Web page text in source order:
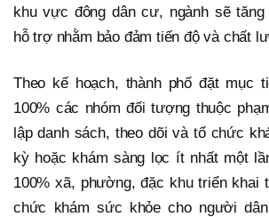
khu vực đông dân cư, ngành sẽ
hỗ trợ nhằm bảo đảm tiến độ và chất
Theo kế hoạch, thành phố đặt mục
100% các nhóm đối tượng thuộc
lập danh sách, theo dõi và tổ chức
kỳ hoặc khám sàng lọc ít nhất một
100% xã, phường, đặc khu triển khai
chức khám sức khỏe cho người